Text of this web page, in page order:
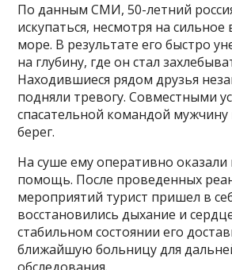
По данным СМИ, 50-летний
искупаться, несмотря на сильное
море. В результате его быстро
на глубину, где он стал
Находившиеся рядом друзья
подняли тревогу. Совместными
спасательной командой
берег.
На суше ему оперативно
помощь. После проведенных
мероприятий турист пришел в
восстановились дыхание и
стабильном состоянии его
ближайшую больницу для